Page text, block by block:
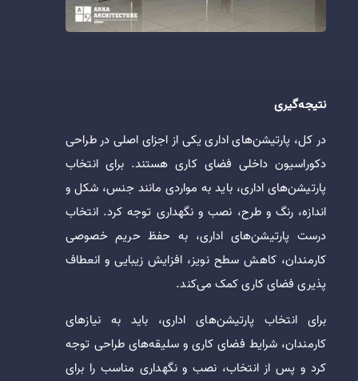
نتیجه‌گیری
در کل، پارتیشن‌های اداری یکی از اجزای اصلی در طراحی
دکوراسیون داخلی فضای کاری هستند. برای انتخاب
پارتیشن‌های اداری، باید به مواردی مانند جنس، شکل و
اندازه، رنگ و طرح، نصب و نگهداری توجه کرد. انتخاب
درست پارتیشن‌های اداری، به حفظ حریم خصوصی
کارمندان، کاهش سطح نویز، افزایش زیبایی و انعطاف
پذیری فضای کاری کمک می‌کند.
برای انتخاب پارتیشن‌های اداری، باید به نیازهای
کارمندان، شرایط فضای کاری و سلیقه‌های طراحی توجه
کرد و پس از انتخاب، نصب و نگهداری مناسب را برای